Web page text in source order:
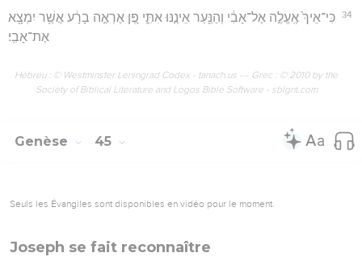
34
כִּי־אֵיךְ֙ אֶֽעֱלֶ֣ה אֶל־אָבִ֔י וְהַנַּ֖עַר אֵינֶ֣נּוּ אִתִּ֑י פֶּ֚ן אֶרְאֶ֣ה בָרָ֔ע אֲשֶׁ֥ר יִמְצָ֖א
אֶת־אָבִֽי׃
Hébreu : © Westminster Leningrad Codex - tanach.us --- Grec : © 2010 by the
Society of Biblical Literature and Logos Bible Software - sblgnt.com
Genèse 45
Seuls les Évangiles sont disponibles en vidéo pour le moment.
Joseph se fait reconnaître